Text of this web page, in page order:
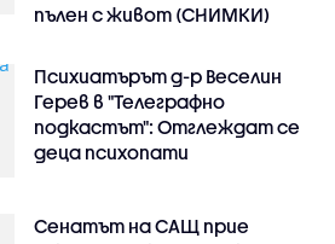
пълен с живот (СНИМКИ)
Психиатърът д-р Веселин
Герев в "Телеграфно
подкастът": Отглеждат се
деца психопати
Сенатът на САЩ прие